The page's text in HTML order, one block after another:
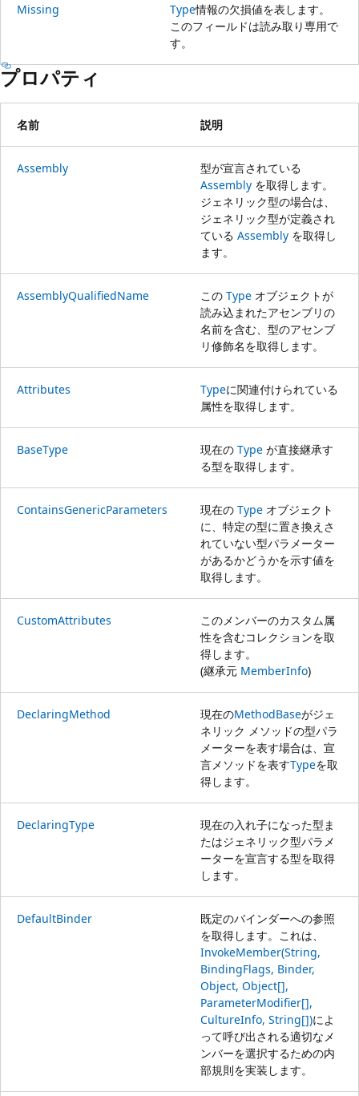
Missing Type情報の欠損値を表します。
このフィールドは読み取り専用で
す。
プロパティ
名前 説明
Assembly
型が宣言されている
Assembly を取得します。
ジェネリック型の場合は、
ジェネリック型が定義され
ている Assembly を取得し
ます。
AssemblyQualifiedName この Type オブジェクトが
読み込まれたアセンブリの
名前を含む、型のアセンブ
リ修飾名を取得します。
Attributes Typeに関連付けられている
属性を取得します。
BaseType 現在の Type が直接継承す
る型を取得します。
ContainsGenericParameters 現在の Type オブジェクト
に、特定の型に置き換えさ
れていない型パラメーター
があるかどうかを示す値を
取得します。
CustomAttributes
このメンバーのカスタム属
性を含むコレクションを取
得します。
(継承元 MemberInfo)
DeclaringMethod 現在のMethodBaseがジェ
ネリック メソッドの型パラ
メーターを表す場合は、宣
言メソッドを表すTypeを取
得します。
DeclaringType
現在の入れ子になった型ま
たはジェネリック型パラメ
ーターを宣言する型を取得
します。
DefaultBinder
既定のバインダーへの参照
を取得します。これは、
InvokeMember(String,
BindingFlags, Binder,
Object, Object[],
ParameterModifier[],
CultureInfo, String[])によ
って呼び出される適切なメ
ンバーを選択するための内
部規則を実装します。